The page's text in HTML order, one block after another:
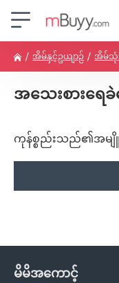
အိမ်နှင့်ဥယျာဉ် အိမ်သုံး
အသေးစားရေ
ကုန်စ္စည်းသည်၏အမျိူ
မိမိအကောင့်